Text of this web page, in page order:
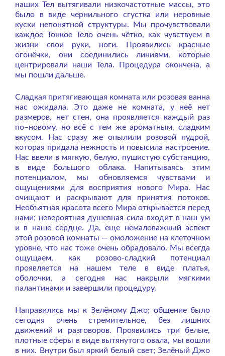
наших Тел вытягивали низкочастотные массы, это
было в виде чернильного сгустка или неровные
куски непонятной структуры. Мы прочувствовали
каждое Тонкое Тело очень чётко, как чувствуем в
жизни свои руки, ноги. Проявились красные
огонёчки, они соединились линиями, которые
центрировали наши Тела. Процедура окончена, а
мы пошли дальше.
Сладкая притягивающая комната или розовая ванна
нас ожидала. Это даже не комната, у неё нет
размеров, нет стен, она проявляется каждый раз
по–новому, но всё с тем же ароматным, сладким
вкусом. Нас сразу же опылили розовой пудрой,
которая придала нежность и повысила настроение.
Нас ввели в мягкую, белую, пушистую субстанцию,
в виде большого облака. Напитываясь этим
потенциалом, мы обновляемся чувствами и
ощущениями для восприятия нового Мира. Нас
очищают и раскрывают для принятия потоков.
Необъятная красота всего Мира открывается перед
нами; невероятная душевная сила входит в наш ум
и в наше сердце. Да, еще немаловажный аспект
этой розовой комнаты — омоложение на клеточном
уровне, что нас тоже очень обрадовало. Мы всегда
ощущаем, как розово-сладкий потенциал
проявляется на нашем теле в виде платья,
оболочки, а сегодня нас накрыли мягкими
палантинами и завершили процедуру.
Направились мы к Зелёному Джо; общение было
сегодня очень стремительное, без лишних
движений и разговоров. Проявились три белые,
плотные сферы в виде вытянутого овала, мы вошли
в них. Внутри был яркий белый свет; Зелёный Джо